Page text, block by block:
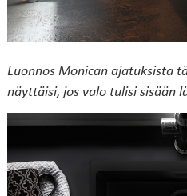
Luonnos Monican ajatuksista
näyttäisi, jos valo tulisi sisään